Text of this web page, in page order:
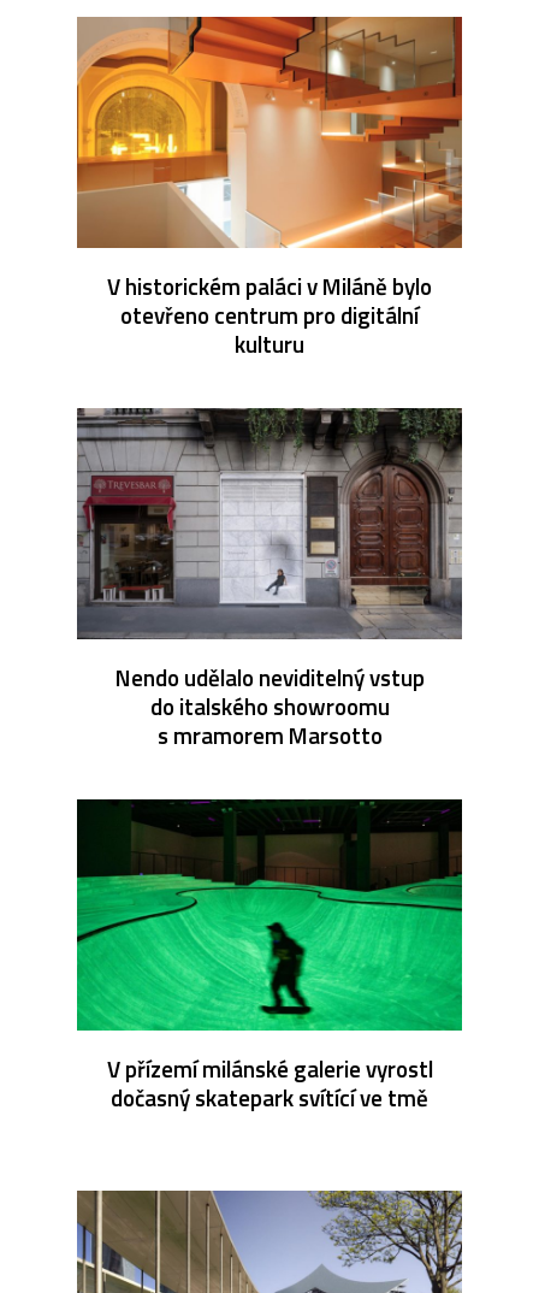
V historickém paláci v Miláně bylo
otevřeno centrum pro digitální
kulturu
Nendo udělalo neviditelný vstup
do italského showroomu
s mramorem Marsotto
V přízemí milánské galerie vyrostl
dočasný skatepark svítící ve tmě